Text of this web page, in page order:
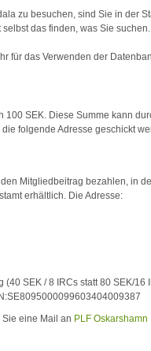
zu besuchen, sind Sie in der
das finden, was Sie
für das Verwenden der
100 SEK. Diese Summe kann
folgende Adresse geschickt
Mitgliedbeitrag bezahlen, in
erhältlich. Die Adresse:
SEK / 8 IRCs statt 80 SEK/16
eine Mail an PLF Oskarshamn